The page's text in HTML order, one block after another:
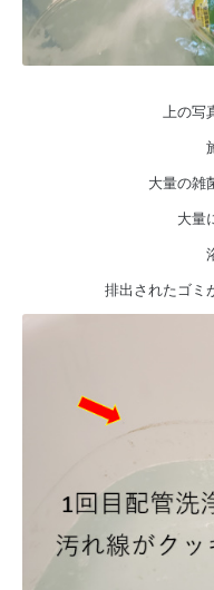
上の写
大量の雑
大量
排出されたゴミ